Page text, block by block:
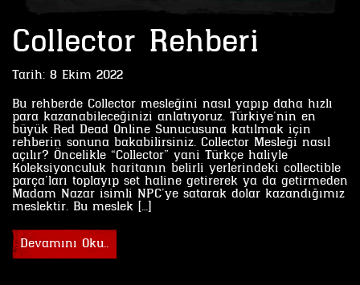
Collector Rehberi
Tarih: 8 Ekim 2022
Bu rehberde Collector mesleğini nasıl yapıp daha hızlı
para kazanabileceğinizi anlatıyoruz. Türkiye’nin en
büyük Red Dead Online Sunucusuna katılmak için
rehberin sonuna bakabilirsiniz. Collector Mesleği nasıl
açılır? Öncelikle “Collector” yani Türkçe haliyle
Koleksiyonculuk haritanın belirli yerlerindeki collectible
parça’ları toplayıp set haline getirerek ya da getirmeden
Madam Nazar isimli NPC’ye satarak dolar kazandığımız
meslektir. Bu meslek […]
Devamını Oku..